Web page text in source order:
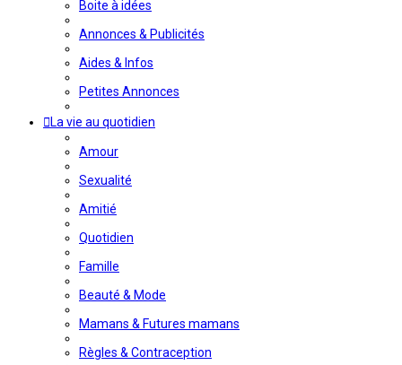
Boite à idées
Annonces & Publicités
Aides & Infos
Petites Annonces
La vie au quotidien
Amour
Sexualité
Amitié
Quotidien
Famille
Beauté & Mode
Mamans & Futures mamans
Règles & Contraception